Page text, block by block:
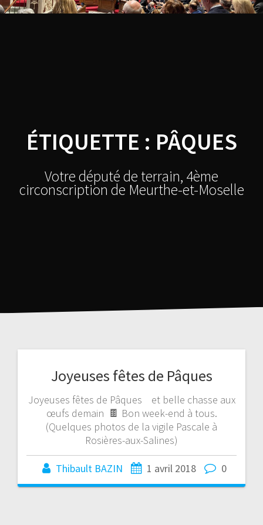
Skip
ÉTIQUETTE : PÂQUES
Votre député de terrain, 4ème
circonscription de Meurthe-et-Moselle
Joyeuses fêtes de Pâques
Joyeuses fêtes de Pâques et belle chasse aux
œufs demain 🍫 Bon week-end à tous.
(Quelques photos de la vigile Pascale à
Rosières-aux-Salines)
Thibault BAZIN 1 avril 2018 0